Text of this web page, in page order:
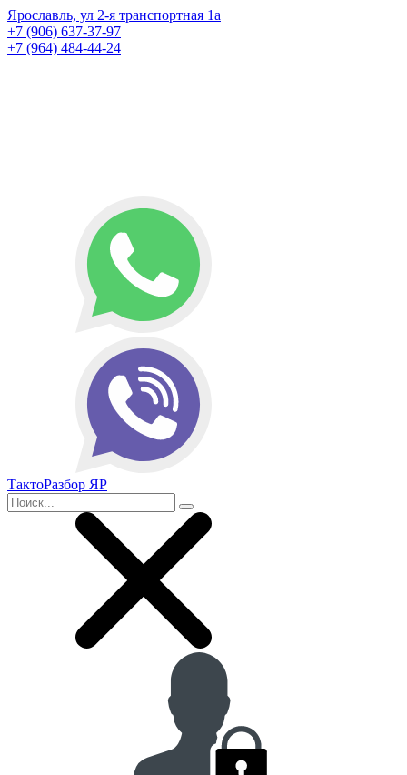
Ярославль, ул 2-я транспортная 1а
+7 (906) 637-37-97
+7 (964) 484-44-24
ТактоРазбор ЯР